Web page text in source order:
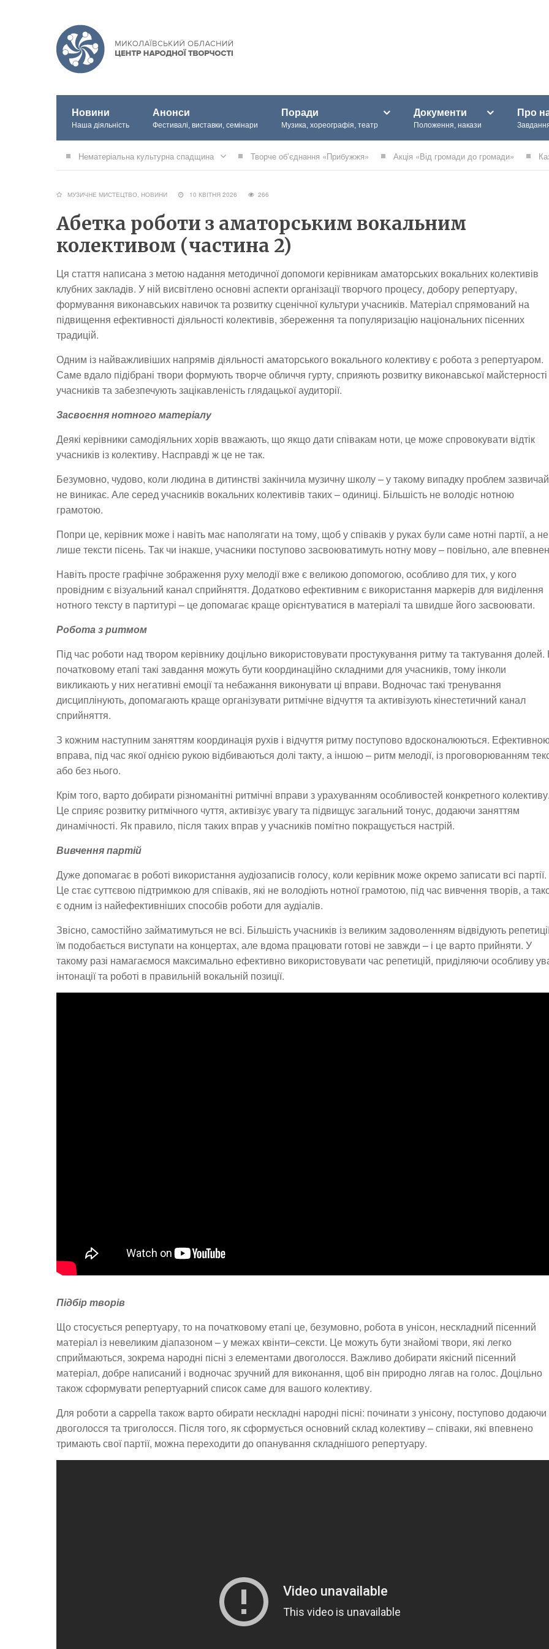
Новини
Наша діяльність
Анонси
Фестивалі, виставки, семінари
Поради
Музика, хореографія, театр
Документи
Положення, накази
Про
Нематеріальна культурна спадщина Творче об’єднання «Прибужжя» Акція «Від громади до громади»
МУЗИЧНЕ МИСТЕЦТВО, НОВИНИ 10 КВІТНЯ 2026 266
Абетка роботи з аматорським вокальним
колективом (частина 2)
Ця стаття написана з метою надання методичної допомоги керівникам аматорських вокальних колективів
клубних закладів. У ній висвітлено основні аспекти організації творчого процесу, добору репертуару,
формування виконавських навичок та розвитку сценічної культури учасників. Матеріал спрямований на
підвищення ефективності діяльності колективів, збереження та популяризацію національних пісенних
традицій.
Одним із найважливіших напрямів діяльності аматорського вокального колективу є робота з репертуаром.
Саме вдало підібрані твори формують творче обличчя гурту, сприяють розвитку виконавської майстерності
учасників та забезпечують зацікавленість глядацької аудиторії.
Засвоєння нотного матеріалу
Деякі керівники самодіяльних хорів вважають, що якщо дати співакам ноти, це може спровокувати відтік
учасників із колективу. Насправді ж це не так.
Безумовно, чудово, коли людина в дитинстві закінчила музичну школу – у такому випадку проблем зазвичай
не виникає. Але серед учасників вокальних колективів таких – одиниці. Більшість не володіє нотною
грамотою.
Попри це, керівник може і навіть має наполягати на тому, щоб у співаків у руках були саме нотні партії, а не
лише тексти пісень. Так чи інакше, учасники поступово засвоюватимуть нотну мову – повільно, але
Навіть просте графічне зображення руху мелодії вже є великою допомогою, особливо для тих, у кого
провідним є візуальний канал сприйняття. Додатково ефективним є використання маркерів для виділення
нотного тексту в партитурі – це допомагає краще орієнтуватися в матеріалі та швидше його засвоювати.
Робота з ритмом
Під час роботи над твором керівнику доцільно використовувати простукування ритму та тактування
початковому етапі такі завдання можуть бути координаційно складними для учасників, тому інколи
викликають у них негативні емоції та небажання виконувати ці вправи. Водночас такі тренування
дисциплінують, допомагають краще організувати ритмічне відчуття та активізують кінестетичний канал
сприйняття.
З кожним наступним заняттям координація рухів і відчуття ритму поступово вдосконалюються.
вправа, під час якої однією рукою відбиваються долі такту, а іншою – ритм мелодії, із проговорюванням
або без нього.
Крім того, варто добирати різноманітні ритмічні вправи з урахуванням особливостей конкретного колективу.
Це сприяє розвитку ритмічного чуття, активізує увагу та підвищує загальний тонус, додаючи заняттям
динамічності. Як правило, після таких вправ у учасників помітно покращується настрій.
Вивчення партій
Дуже допомагає в роботі використання аудіозаписів голосу, коли керівник може окремо записати всі партії.
Це стає суттєвою підтримкою для співаків, які не володіють нотної грамотою, під час вивчення творів, а
є одним із найефективніших способів роботи для аудіалів.
Звісно, самостійно займатимуться не всі. Більшість учасників із великим задоволенням відвідують
їм подобається виступати на концертах, але вдома працювати готові не завжди – і це варто прийняти. У
такому разі намагаємося максимально ефективно використовувати час репетицій, приділяючи особливу
інтонації та роботі в правильній вокальній позиції.
Підбір творів
Що стосується репертуару, то на початковому етапі це, безумовно, робота в унісон, нескладний пісенний
матеріал із невеликим діапазоном – у межах квінти–сексти. Це можуть бути знайомі твори, які легко
сприймаються, зокрема народні пісні з елементами двоголосся. Важливо добирати якісний пісенний
матеріал, добре написаний і водночас зручний для виконання, щоб він природно лягав на голос. Доцільно
також сформувати репертуарний список саме для вашого колективу.
Для роботи a cappella також варто обирати нескладні народні пісні: починати з унісону, поступово додаючи
двоголосся та триголосся. Після того, як сформується основний склад колективу – співаки, які впевнено
тримають свої партії, можна переходити до опанування складнішого репертуару.